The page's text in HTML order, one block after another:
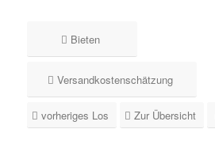
Bieten
Versandkostenschätzung
vorheriges Los Zur Übersicht